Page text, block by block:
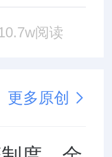
阅读
更多原创